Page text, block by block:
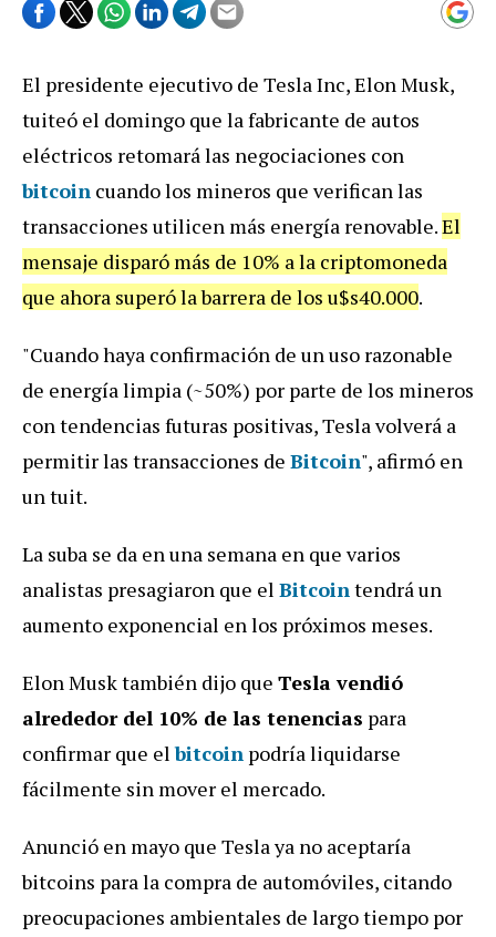
El presidente ejecutivo de Tesla Inc, Elon Musk,
tuiteó el domingo que la fabricante de autos
eléctricos retomará las negociaciones con
bitcoin cuando los mineros que verifican las
transacciones utilicen más energía renovable.El
mensaje disparó más de 10% a la criptomoneda
que ahora superó la barrera de los u$s40.000.
"Cuando haya confirmación de un uso razonable
de energía limpia (~50%) por parte de los mineros
con tendencias futuras positivas, Tesla volverá a
permitir las transacciones de Bitcoin", afirmó en
un tuit.
La suba se da en una semana en que varios
analistas presagiaron que el Bitcointendrá un
aumento exponencial en los próximos meses.
Elon Musk también dijo que Tesla vendió
alrededor del 10% de las tenencias para
confirmar que elbitcoin podría liquidarse
fácilmente sin mover el mercado.
Anunció en mayo que Tesla ya no aceptaría
bitcoins para la compra de automóviles, citando
preocupaciones ambientales de largo tiempo por